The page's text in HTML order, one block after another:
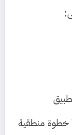
وبالتالي، يصبح إطلاق TikTok Notes خطوة منطقية